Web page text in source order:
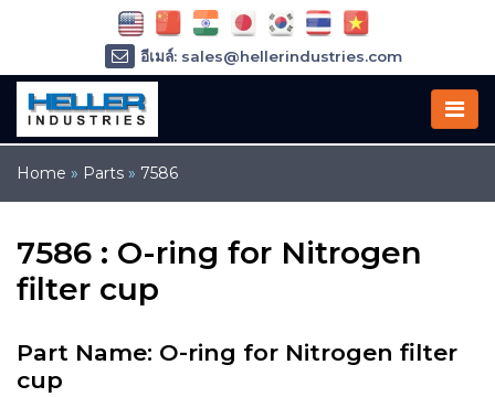
Home » Parts » 7586
7586 : O-ring for Nitrogen
filter cup
Part Name: O-ring for Nitrogen filter
cup
อีเมล์: sales@hellerindustries.com
อีเมล์: service@hellerindustries.com
โทรศัพท์ :